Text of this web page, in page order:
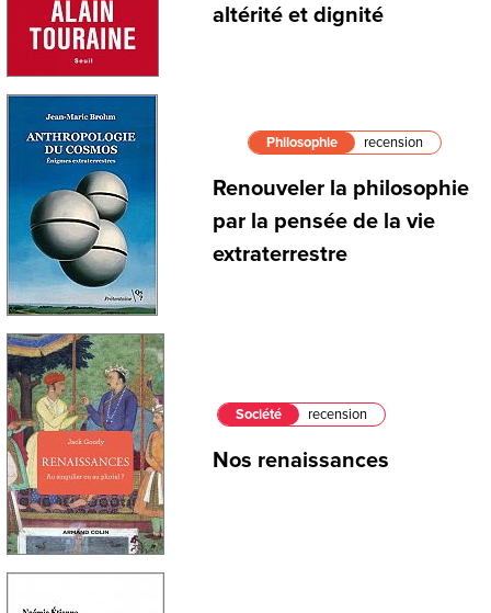
altérité et dignité
Philosophie recension
Renouveler la philosophie
par la pensée de la vie
extraterrestre
Société recension
Nos renaissances